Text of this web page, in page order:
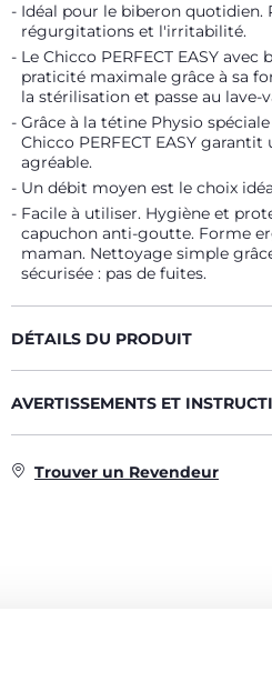
Idéal pour le biberon quotidien.
régurgitations et l'irritabilité.
Le Chicco PERFECT EASY
praticité maximale grâce à sa
la stérilisation et passe au lave-
Grâce à la tétine Physio
Chicco PERFECT EASY
agréable.
Un débit moyen est le choix
Facile à utiliser. Hygiène et
capuchon anti-goutte. Forme
maman. Nettoyage simple
sécurisée : pas de fuites.
DÉTAILS DU PRODUIT
AVERTISSEMENTS ET
Trouver un Revendeur